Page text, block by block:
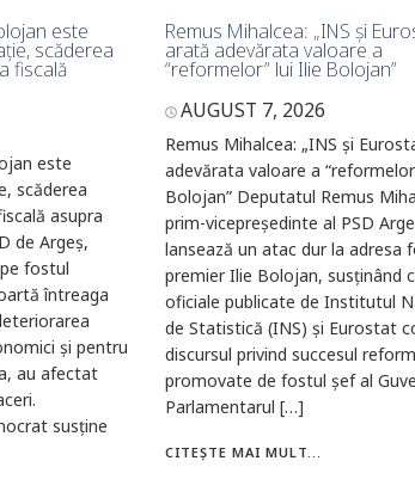
este
scăderea
fiscală
este
scăderea
asupra
de Argeș,
fostul
întreaga
și pentru
au afectat
susține
Remus Mihalcea: „INS și
arată adevărata valoare a
“reformelor” lui Ilie Bolojan”
AUGUST 7, 2026
Remus Mihalcea: „INS și
adevărata valoare a
Bolojan” Deputatul Remus
prim-vicepreședinte al PSD
lansează un atac dur la adresa
premier Ilie Bolojan, susținând
oficiale publicate de Institutul
de Statistică (INS) și Eurostat
discursul privind succesul
promovate de fostul șef al
Parlamentarul […]
CITEȘTE MAI MULT...